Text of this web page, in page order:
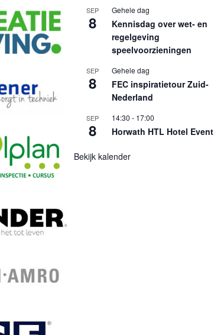
SEP
8
Gehele dag
Kennisdag over wet- en
regelgeving
speelvoorzieningen
SEP
8
Gehele dag
FEC inspiratietour Zuid-
Nederland
SEP
8
14:30 - 17:00
Horwath HTL Hotel Event
Bekijk kalender